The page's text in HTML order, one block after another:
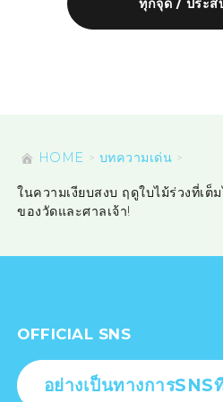
ทุกจุด / ประ
HOME บทความเด่น
ในความเงียบสงบ ฤดูใบไม้ร่วงที่เ
ของวัดและศาลเจ้า!
OFFICIAL SNS
อย่างเป็นทางการSNS